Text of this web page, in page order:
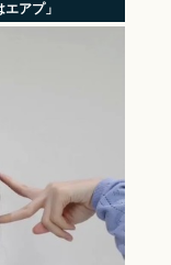
アプ」